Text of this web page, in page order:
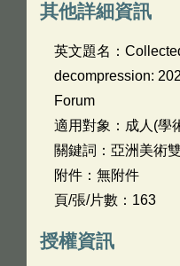
其他詳細資訊
英文題名：
decompression:
Forum
適用對象：成人(學
關鍵詞：亞洲美術
附件：無附件
頁/張/片數：163
授權資訊